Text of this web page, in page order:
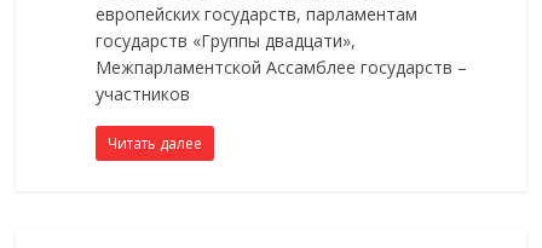
европейских государств, парламентам
государств «Группы двадцати»,
Межпарламентской Ассамблее государств –
участников
Читать далее